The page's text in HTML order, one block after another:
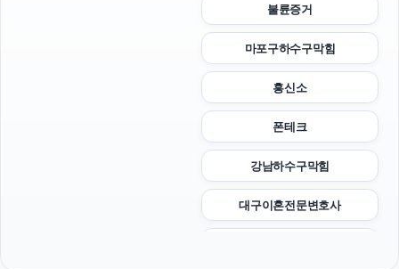
불륜증거
마포구하수구막힘
흥신소
폰테크
강남하수구막힘
대구이혼전문변호사